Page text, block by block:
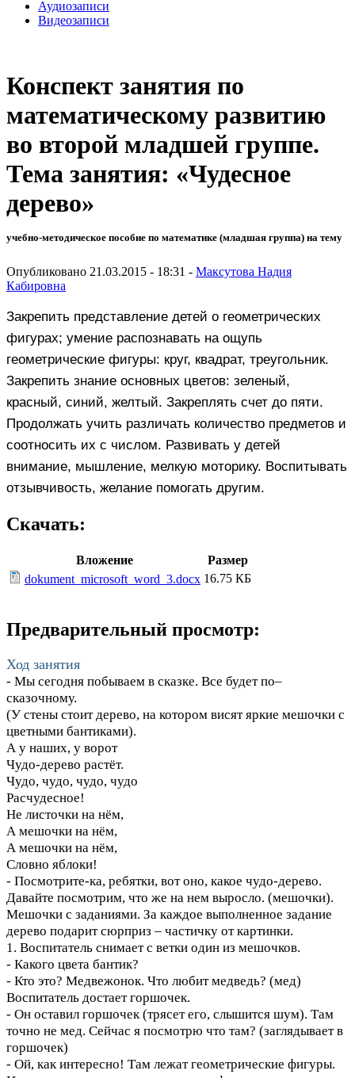
Аудиозаписи
Видеозаписи
Конспект занятия по
математическому развитию
во второй младшей группе.
Тема занятия: «Чудесное
дерево»
учебно-методическое пособие по математике (младшая группа) на тему
Опубликовано 21.03.2015 - 18:31 - Максутова Надия
Кабировна
Закрепить представление детей о геометрических
фигурах; умение распознавать на ощупь
геометрические фигуры: круг, квадрат, треугольник.
Закрепить знание основных цветов: зеленый,
красный, синий, желтый. Закреплять счет до пяти.
Продолжать учить различать количество предметов и
соотносить их с числом. Развивать у детей
внимание, мышление, мелкую моторику. Воспитывать
отзывчивость, желание помогать другим.
Скачать:
Вложение
Размер
dokument_microsoft_word_3.docx 16.75 КБ
Предварительный просмотр:
Ход занятия
- Мы сегодня побываем в сказке. Все будет по–
сказочному.
(У стены стоит дерево, на котором висят яркие мешочки с
цветными бантиками).
А у наших, у ворот
Чудо-дерево растёт.
Чудо, чудо, чудо, чудо
Расчудесное!
Не листочки на нём,
А мешочки на нём,
А мешочки на нём,
Словно яблоки!
- Посмотрите-ка, ребятки, вот оно, какое чудо-дерево.
Давайте посмотрим, что же на нем выросло. (мешочки).
Мешочки с заданиями. За каждое выполненное задание
дерево подарит сюрприз – частичку от картинки.
1. Воспитатель снимает с ветки один из мешочков.
- Какого цвета бантик?
- Кто это? Медвежонок. Что любит медведь? (мед)
Воспитатель достает горшочек.
- Он оставил горшочек (трясет его, слышится шум). Там
точно не мед. Сейчас я посмотрю что там? (заглядывает в
горшочек)
- Ой, как интересно! Там лежат геометрические фигуры.